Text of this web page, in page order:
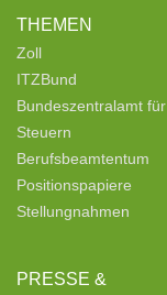
THEMEN
Zoll
ITZBund
Bundeszentralamt für
Steuern
Berufsbeamtentum
Positionspapiere
Stellungnahmen
PRESSE &